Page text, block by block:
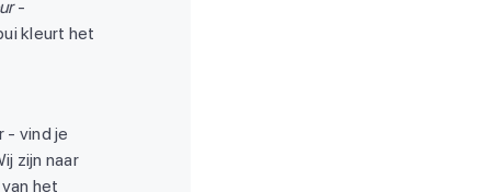
-
kleurt het
- vind je
zijn naar
het